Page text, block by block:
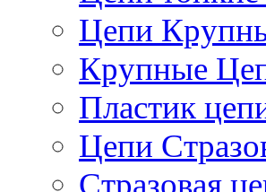
Цепи
Крупные
Пластик
Цепи
Стразовая